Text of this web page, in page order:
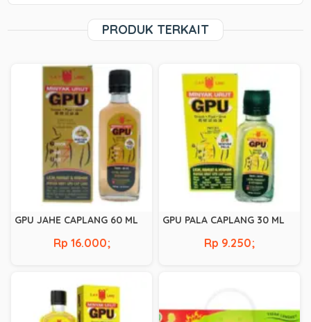
PRODUK TERKAIT
GPU JAHE CAPLANG 60 ML
Rp 16.000;
GPU PALA CAPLANG 30 ML
Rp 9.250;